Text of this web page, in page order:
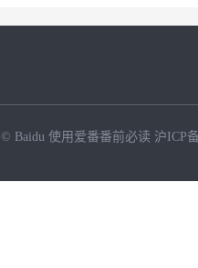
© Baidu 使用爱番番前必读 沪ICP